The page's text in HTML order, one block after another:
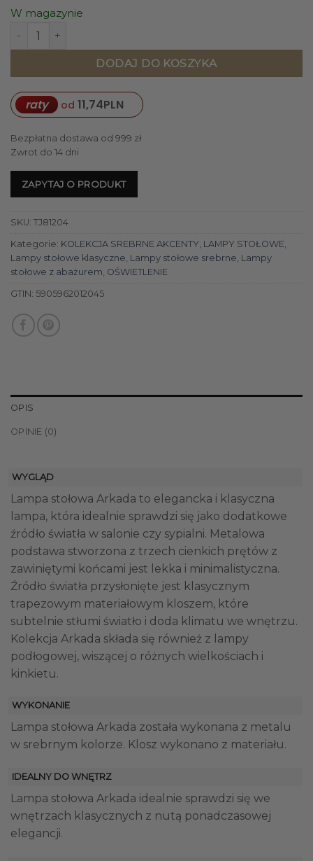
W magazynie
ilość LAMPA STOŁOWA srebrna grafitowy abażur styl
DODAJ DO KOSZYKA
raty od 11,74PLN
Bezpłatna dostawa od 999 zł
Zwrot do 14 dni
ZAPYTAJ O PRODUKT
SKU: TJ81204
Kategorie: KOLEKCJA SREBRNE AKCENTY LAMPY STOŁOWE
Lampy stołowe klasyczne Lampy stołowe srebrne Lampy
stołowe z abażurem OŚWIETLENIE
GTIN: 5905962012045
OPIS
OPINIE (0)
WYGLĄD
Lampa stołowa Arkada to elegancka i klasyczna
lampa, która idealnie sprawdzi się jako dodatkowe
źródło światła w salonie czy sypialni. Metalowa
podstawa stworzona z trzech cienkich prętów z
zawiniętymi końcami jest lekka i minimalistyczna.
Źródło światła przysłonięte jest klasycznym
trapezowym materiałowym kloszem, które
subtelnie stłumi światło i doda klimatu we wnętrzu.
Kolekcja Arkada składa się również z lampy
podłogowej, wiszącej o różnych wielkościach i
kinkietu.
WYKONANIE
Lampa stołowa Arkada została wykonana z metalu
w srebrnym kolorze. Klosz wykonano z materiału.
IDEALNY DO WNĘTRZ
Lampa stołowa Arkada idealnie sprawdzi się we
wnętrzach klasycznych z nutą ponadczasowej
elegancji.